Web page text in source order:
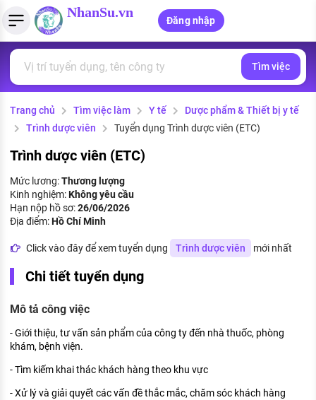
NhanSu.vn
Đăng nhập
Tìm việc làm
Việc làm ngành luật
Việc làm tốt nhất
CÔNG TY
Danh sách nhà tuyển dụng
Nhà tuyển dụng hàng đầu
Quản lý CV
Tải CV lên
MẪU CV THEO STYLE
Mẫu CV đơn giản
Mẫu CV hiện đại
Tính lương Gross - Net
Tính thuế thu nhập cá nhân
PHÁP LUẬT VIỆT NAM
Văn bản pháp luật
Chính sách mới
PHÁP LUẬT LAO ĐỘNG
Lao động và tiền lương
Bảo hiểm và phúc lợi
Thuế thu nhập
Hồ sơ biểu mẫu
Chính sách lao động
KHÁM PHÁ NGHỀ NGHIỆP
Tử vi nghề nghiệp
Tìm việc
Trang chủ Tìm việc làm Y tế
Dược phẩm & Thiết bị y tế
Trình dược viên
Tuyển dụng Trình dược viên (ETC)
Trình dược viên (ETC)
Mức lương:Thương lượng
Kinh nghiệm:Không yêu cầu
Hạn nộp hồ sơ:26/06/2026
Địa điểm:Hồ Chí Minh
Click vào đây để xem tuyển dụng Trình dược viên mới nhất
Chi tiết tuyển dụng
Mô tả công việc
- Giới thiệu, tư vấn sản phẩm của công ty đến nhà thuốc, phòng
khám, bệnh viện.
- Tìm kiếm khai thác khách hàng theo khu vực
- Xử lý và giải quyết các vấn đề thắc mắc, chăm sóc khách hàng